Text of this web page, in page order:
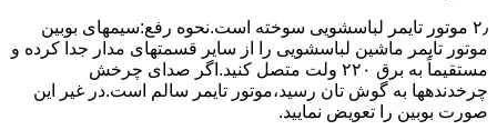
۲٫ ﻣﻮﺗﻮر ﺗﺎﯾﻤﺮ لباسشویی ﺳﻮﺧﺘﻪ اﺳﺖ.نحوه رﻓﻊ:سیمهای ﺑﻮﺑﯿﻦ
ﻣﻮﺗﻮر ﺗﺎﯾﻤﺮ ماشین لباسشویی را از ﺳﺎﯾﺮ قسمتهای ﻣﺪار ﺟﺪا کرده و
مستقیماً ﺑﻪ برق ۲۲۰ وﻟﺖ ﻣﺘﺼﻞ کنید.اﮔﺮ ﺻﺪای ﭼﺮﺧﺶ
چرخدندهها به گوش تان رﺳﯿﺪ،ﻣﻮﺗﻮر ﺗﺎﯾﻤﺮ ﺳﺎﻟﻢ اﺳﺖ.در ﻏﯿﺮ اﯾﻦ
ﺻﻮرت ﺑﻮﺑﯿﻦ را ﺗﻌﻮﯾﺾ ﻧﻤﺎﯾﯿﺪ.